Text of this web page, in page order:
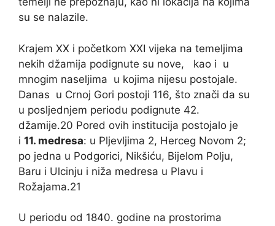
su se nalazile.
Krajem XX i početkom XXI vijeka na temeljima
nekih džamija podignute su nove, kao i u
mnogim naseljima u kojima nijesu postojale.
Danas u Crnoj Gori postoji 116, što znači da su
u posljednjem periodu podignute 42.
džamije.20 Pored ovih institucija postojalo je
i 11. medresa: u Pljevljima 2, Herceg Novom 2;
po jedna u Podgorici, Nikšiću, Bijelom Polju,
Baru i Ulcinju i niža medresa u Plavu i
Rožajama.21
U periodu od 1840. godine na prostorima